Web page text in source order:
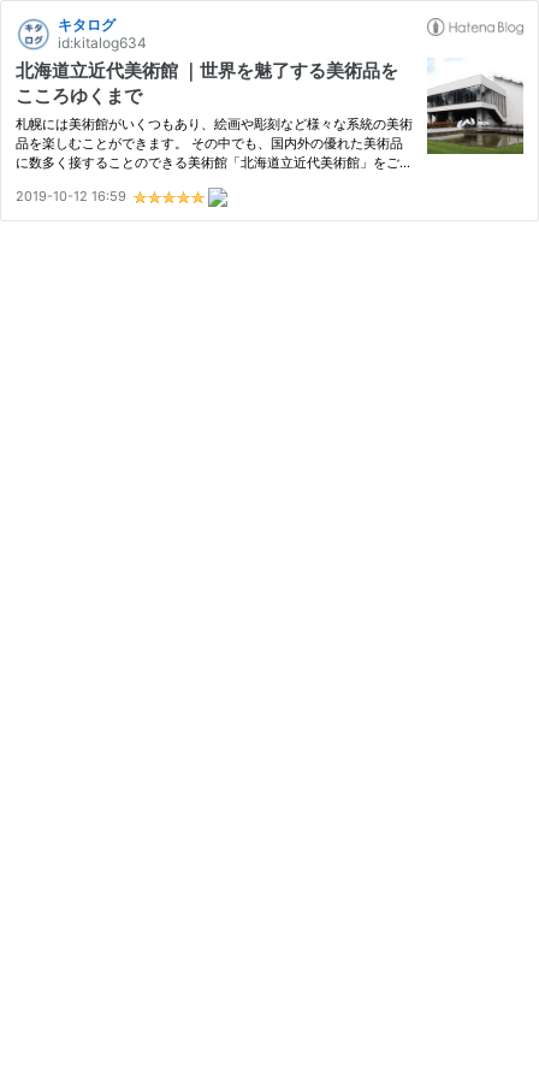
キタログ
id:kitalog634
北海道立近代美術館 ｜世界を魅了する美術品を
こころゆくまで
札幌には美術館がいくつもあり、絵画や彫刻など様々な系統の美術
品を楽しむことができます。 その中でも、国内外の優れた美術品
に数多く接することのできる美術館「北海道立近代美術館」をご紹
代の美術品またパキスタンを中心としたエコール・ド・パリの作
家…
2019-10-12 16:59